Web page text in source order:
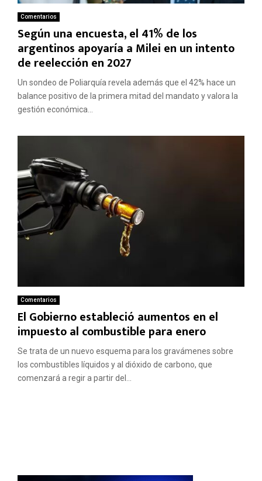
Comentarios
Según una encuesta, el 41% de los
argentinos apoyaría a Milei en un intento
de reelección en 2027
Un sondeo de Poliarquía revela además que el 42% hace un
balance positivo de la primera mitad del mandato y valora la
gestión económica...
Comentarios
El Gobierno estableció aumentos en el
impuesto al combustible para enero
Se trata de un nuevo esquema para los gravámenes sobre
los combustibles líquidos y al dióxido de carbono, que
comenzará a regir a partir del...